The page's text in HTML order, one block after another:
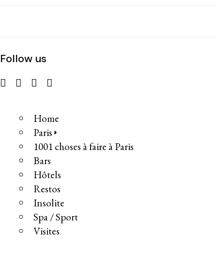
Follow us
Home
Paris
1001 choses à faire à Paris
Bars
Hôtels
Restos
Insolite
Spa / Sport
Visites